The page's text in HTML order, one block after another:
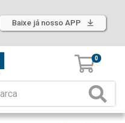
Baixe já nosso APP
0